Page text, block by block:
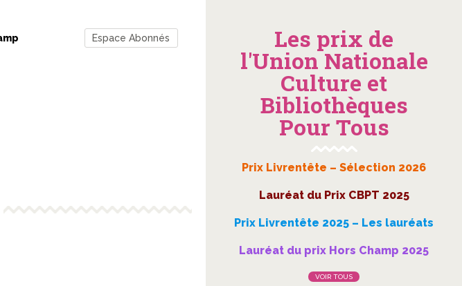
Espace Abonnés Les prix de
l'Union Nationale
Culture et
Bibliothèques
Pour Tous
Prix Livrentête – Sélection 2026
Lauréat du Prix CBPT 2025
Prix Livrentête 2025 – Les lauréats
Lauréat du prix Hors Champ 2025
VOIR TOUS